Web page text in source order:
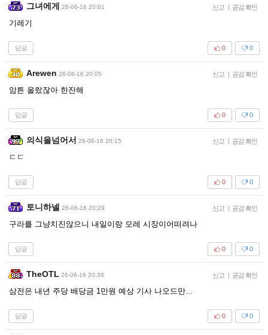
그녀에게 26-06-16 20:01 신고 | 공감 확인
기레기
답글 0
0
Arewen 26-06-16 20:05 신고 | 공감 확인
암튼 올랐잖아 한잔해
답글 0
0
의식을넘어서 26-06-16 20:15 신고 | 공감 확인
ㄷㄷ
답글 0
0
토니하넬 26-06-16 20:29 신고 | 공감 확인
구라를 그냥치진않으니 내일이랑 모레 시장이어떠려나
답글 0
0
TheOTL 26-06-16 20:38 신고 | 공감 확인
삼전은 내년 주당 배당금 1만원 예상 기사 나오드만...
답글 0
0